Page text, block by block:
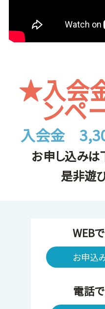
★入会
ンペ
入会金
お申し込みは
是非遊
WEB
お申込
電話